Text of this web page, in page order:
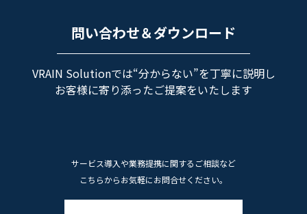
問い合わせ＆ダウンロード
VRAIN Solutionでは“分からない”を丁寧に説明し
お客様に寄り添ったご提案をいたします
サービス導⼊や業務提携に関するご相談など
こちらからお気軽にお問合せください。